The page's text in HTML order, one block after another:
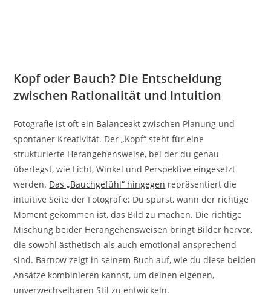
Kopf oder Bauch? Die Entscheidung
zwischen Rationalität und Intuition
Fotografie ist oft ein Balanceakt zwischen Planung und
spontaner Kreativität. Der „Kopf“ steht für eine
strukturierte Herangehensweise, bei der du genau
überlegst, wie Licht, Winkel und Perspektive eingesetzt
werden. Das „Bauchgefühl“ hingegen repräsentiert die
intuitive Seite der Fotografie: Du spürst, wann der richtige
Moment gekommen ist, das Bild zu machen. Die richtige
Mischung beider Herangehensweisen bringt Bilder hervor,
die sowohl ästhetisch als auch emotional ansprechend
sind. Barnow zeigt in seinem Buch auf, wie du diese beiden
Ansätze kombinieren kannst, um deinen eigenen,
unverwechselbaren Stil zu entwickeln.